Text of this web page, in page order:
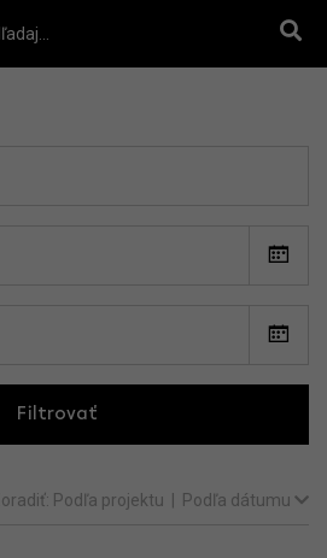
Filtrovať
Podľa projektu Podľa dátumu